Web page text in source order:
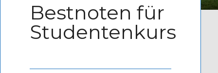
Bestnoten für
Studentenkurs